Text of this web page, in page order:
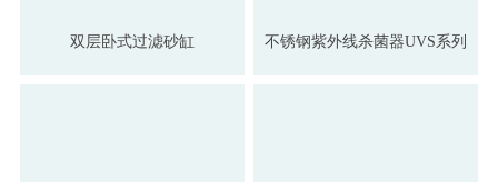
双层卧式过滤砂缸 不锈钢紫外线杀菌器UVS系列